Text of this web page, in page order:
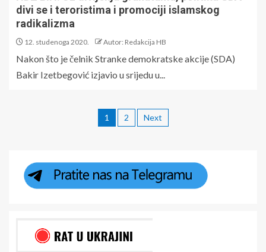
divi se i teroristima i promociji islamskog
radikalizma
12. studenoga 2020. Autor: Redakcija HB
Nakon što je čelnik Stranke demokratske akcije (SDA)
Bakir Izetbegović izjavio u srijedu u...
1 2 Next